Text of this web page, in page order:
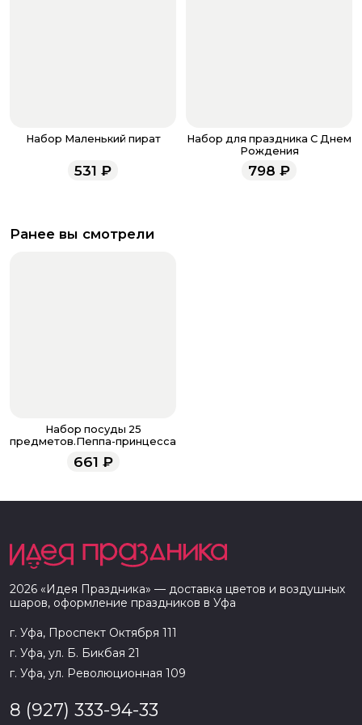
Набор Маленький пират
531 ₽
Набор для праздника С Днем
Рождения
798 ₽
Ранее вы смотрели
Набор посуды 25
предметов.Пеппа-принцесса
661 ₽
2026 «Идея Праздника» — доставка цветов и воздушных
шаров, оформление праздников в Уфа
г. Уфа, Проспект Октября 111
г. Уфа, ул. Б. Бикбая 21
г. Уфа, ул. Революционная 109
8 (927) 333-94-33